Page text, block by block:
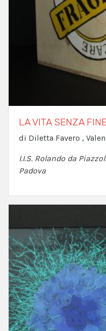
LA VITA SENZA
di Diletta Favero ,
I.I.S. Rolando da
Padova